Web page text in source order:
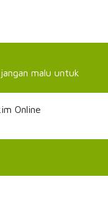
malu untuk
Online